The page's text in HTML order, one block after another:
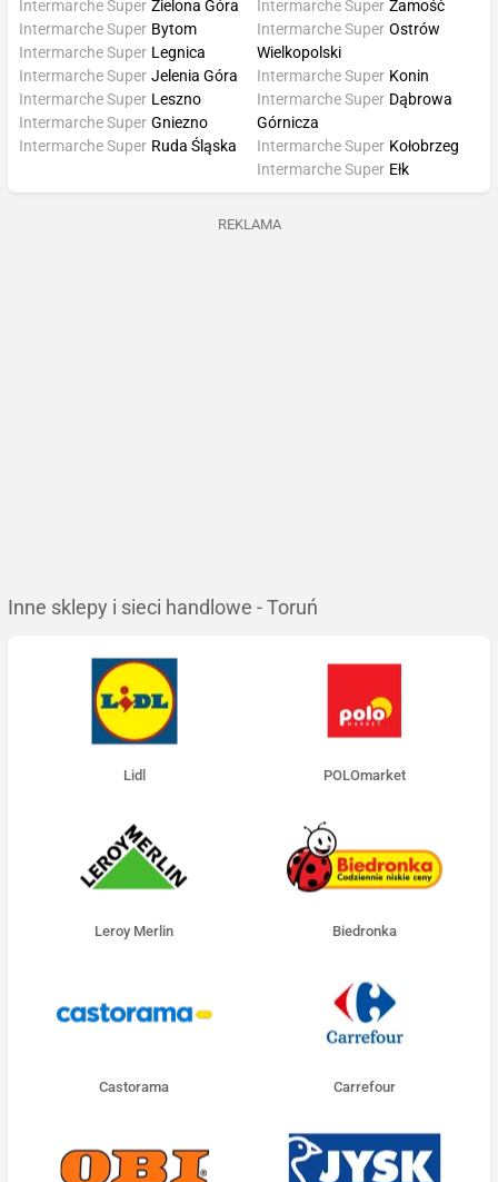
Intermarche Super Zielona Góra
Intermarche Super Bytom
Intermarche Super Legnica
Intermarche Super Zamość
Intermarche Super Ostrów
Wielkopolski
Intermarche Super Jelenia Góra
Intermarche Super Leszno
Intermarche Super Gniezno
Intermarche Super Ruda Śląska
Intermarche Super Konin
Intermarche Super Dąbrowa
Górnicza
Intermarche Super Kołobrzeg
Intermarche Super Ełk
REKLAMA
Inne sklepy i sieci handlowe - Toruń
Lidl POLOmarket
Leroy Merlin Biedronka
Castorama Carrefour